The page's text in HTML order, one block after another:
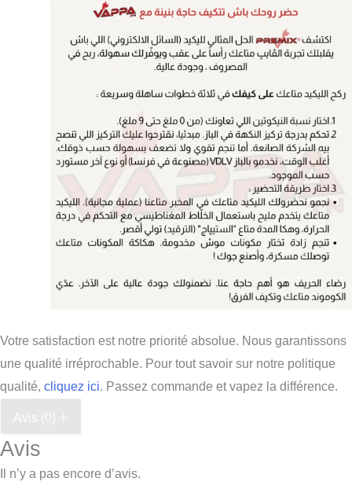
Votre satisfaction est notre priorité absolue. Nous garantissons
une qualité irréprochable. Pour tout savoir sur notre politique
qualité, cliquez ici. Passez commande et vapez la différence.
Avis (0)
Avis
Il n’y a pas encore d’avis.